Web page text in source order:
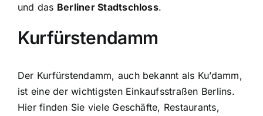
und das Berliner Stadtschloss.
Kurfürstendamm
Der Kurfürstendamm, auch bekannt als Ku’damm,
ist eine der wichtigsten Einkaufsstraßen Berlins.
Hier finden Sie viele Geschäfte, Restaurants,